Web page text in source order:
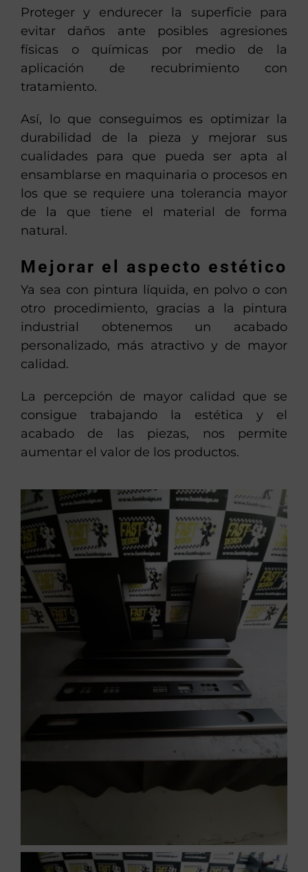
Proteger y endurecer la superficie para
evitar daños ante posibles agresiones
físicas o químicas por medio de la
aplicación de recubrimiento con
tratamiento.
Así, lo que conseguimos es optimizar la
durabilidad de la pieza y mejorar sus
cualidades para que pueda ser apta al
ensamblarse en maquinaria o procesos en
los que se requiere una tolerancia mayor
de la que tiene el material de forma
natural.
Mejorar el aspecto estético
Ya sea con pintura líquida, en polvo o con
otro procedimiento, gracias a la pintura
industrial obtenemos un acabado
personalizado, más atractivo y de mayor
calidad.
La percepción de mayor calidad que se
consigue trabajando la estética y el
acabado de las piezas, nos permite
aumentar el valor de los productos.